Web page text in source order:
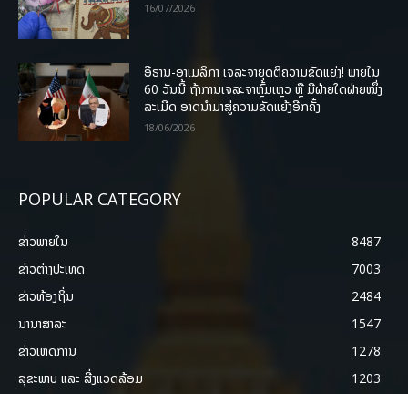
16/07/2026
ອີຣານ-ອາເມລິກາ ເຈລະຈາຍຸດຕິຄວາມຂັດແຍ່ງ! ພາຍໃນ
60 ວັນນີ້ ຖ້າການເຈລະຈາຫຼົ້ມເຫຼວ ຫຼື ມີຝ່າຍໃດຝ່າຍໜຶ່ງ
ລະເມີດ ອາດນໍາມາສູ່ຄວາມຂັດແຍ້ງອີກຄັ້ງ
18/06/2026
POPULAR CATEGORY
ຂ່າວພາຍ​ໃນ
8487
ຂ່າວຕ່າງປະເທດ
7003
ຂ່າວທ້ອງຖິ່ນ
2484
ນານາສາລະ
1547
ຂ່າວເຫດການ
1278
ສຸຂະພາບ ແລະ ສີ່ງແວດລ້ອມ
1203